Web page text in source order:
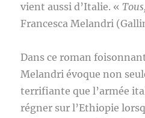
vient aussi d’Italie. «
Francesca Melandri
Dans ce roman
Melandri évoque non
terrifiante que l’armée
régner sur l’Ethiopie